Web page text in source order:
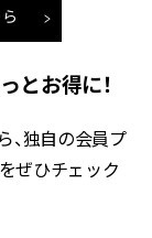
とお得に！
、独自の会員プ
ぜひチェック